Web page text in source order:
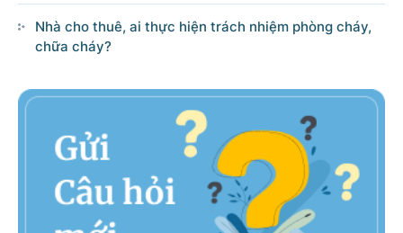
Nhà cho thuê, ai thực hiện trách nhiệm phòng cháy,
chữa cháy?